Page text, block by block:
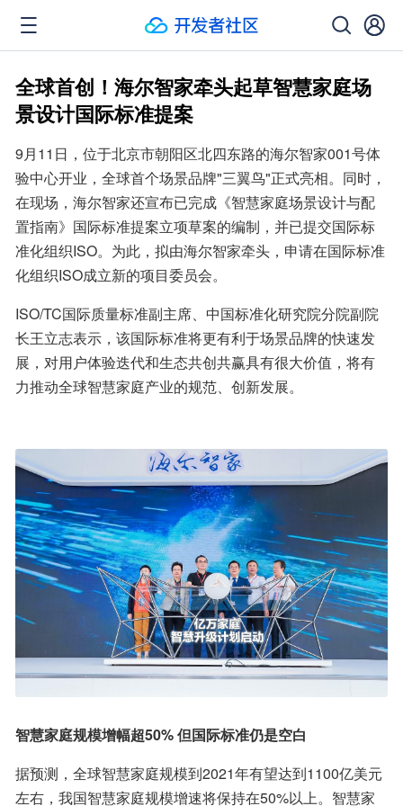
全球首创！海尔智家牵头起草智慧家庭场
景设计国际标准提案
9月11日，位于北京市朝阳区北四东路的海尔智家001号体
验中心开业，全球首个场景品牌"三翼鸟"正式亮相。同时，
在现场，海尔智家还宣布已完成《智慧家庭场景设计与配
置指南》国际标准提案立项草案的编制，并已提交国际标
准化组织ISO。为此，拟由海尔智家牵头，申请在国际标准
化组织ISO成立新的项目委员会。
ISO/TC国际质量标准副主席、中国标准化研究院分院副院
长王立志表示，该国际标准将更有利于场景品牌的快速发
展，对用户体验迭代和生态共创共赢具有很大价值，将有
力推动全球智慧家庭产业的规范、创新发展。
智慧家庭规模增幅超50% 但国际标准仍是空白
据预测，全球智慧家庭规模到2021年有望达到1100亿美元
左右，我国智慧家庭规模增速将保持在50%以上。智慧家